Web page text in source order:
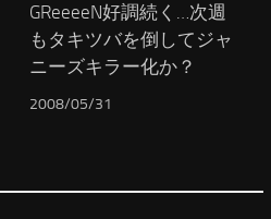
GReeeeN好調続く…次週
もタキツバを倒してジャ
ニーズキラー化か？
2008/05/31